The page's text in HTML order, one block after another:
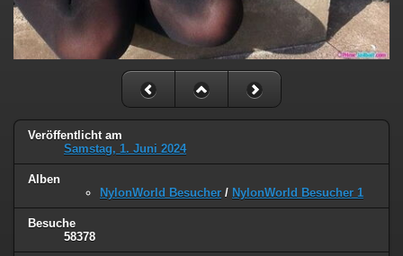
Veröffentlicht am
Samstag, 1. Juni 2024
Alben
NylonWorld Besucher / NylonWorld Besucher 1
Besuche
58378